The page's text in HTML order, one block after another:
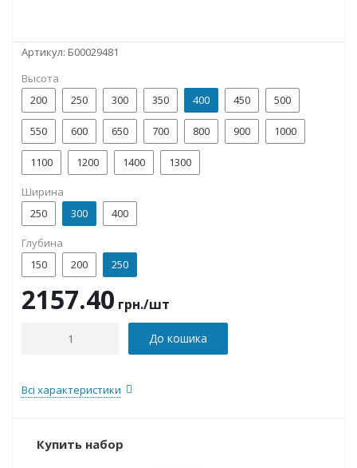
Артикул: Б00029481
Высота
200
250 300 350 400 450 500
550 600 650 700 800 900 1000
1100 1200 1400 1300
Ширина
250
300 400
Глубина
150
200 250
2157.40 грн./шт
До кошика
Всі характеристики
Купить набор